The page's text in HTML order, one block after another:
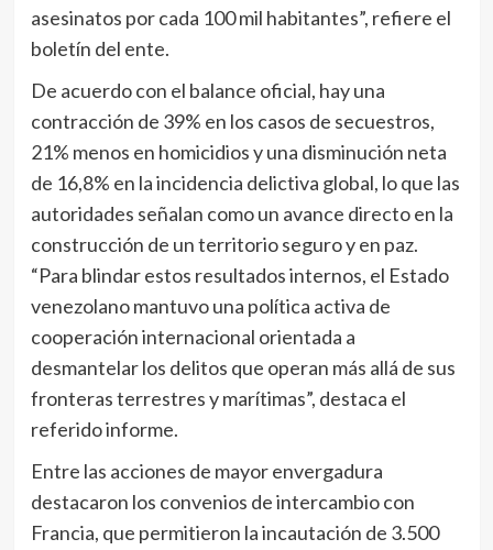
asesinatos por cada 100 mil habitantes”, refiere el
boletín del ente.
De acuerdo con el balance oficial, hay una
contracción de 39% en los casos de secuestros,
21% menos en homicidios y una disminución neta
de 16,8% en la incidencia delictiva global, lo que las
autoridades señalan como un avance directo en la
construcción de un territorio seguro y en paz.
“Para blindar estos resultados internos, el Estado
venezolano mantuvo una política activa de
cooperación internacional orientada a
desmantelar los delitos que operan más allá de sus
fronteras terrestres y marítimas”, destaca el
referido informe.
Entre las acciones de mayor envergadura
destacaron los convenios de intercambio con
Francia, que permitieron la incautación de 3.500